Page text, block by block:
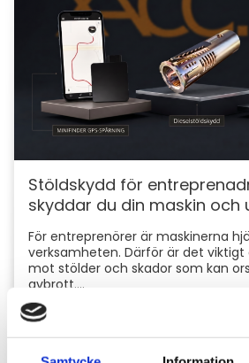
Stöldskydd för
skyddar du din maskin och
För entreprenörer är maskinerna
verksamheten. Därför är det
mot stölder och skador som kan
avbrott....